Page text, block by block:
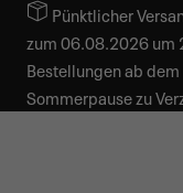
SPRINGEN
Pünktlicher
zum 06.08.2026 um
Bestellungen ab
Sommerpause zu